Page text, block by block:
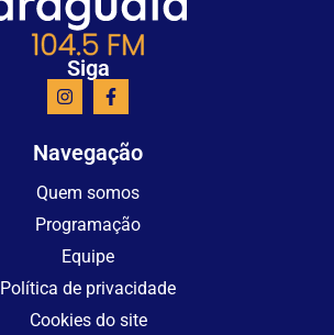
Siga
Navegação
Quem somos
Programação
Equipe
Política de privacidade
Cookies do site